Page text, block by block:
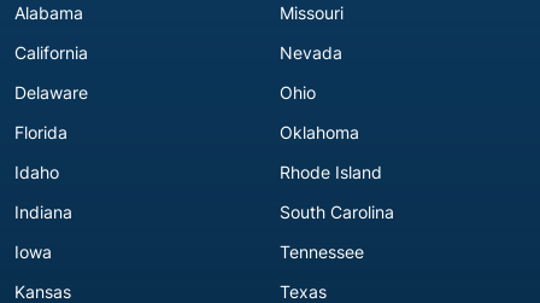
Alabama
California
Delaware
Florida
Idaho
Indiana
Iowa
Kansas
Missouri
Nevada
Ohio
Oklahoma
Rhode Island
South Carolina
Tennessee
Texas